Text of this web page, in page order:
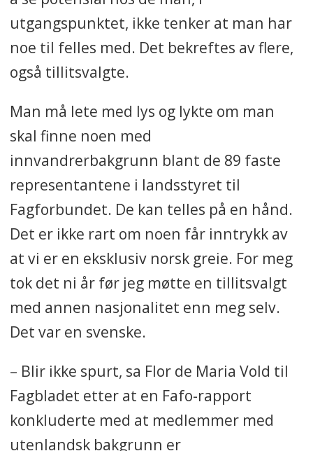
utgangspunktet, ikke tenker at man har
noe til felles med. Det bekreftes av flere,
også tillitsvalgte.
Man må lete med lys og lykte om man
skal finne noen med
innvandrerbakgrunn blant de 89 faste
representantene i landsstyret til
Fagforbundet. De kan telles på en hånd.
Det er ikke rart om noen får inntrykk av
at vi er en eksklusiv norsk greie. For meg
tok det ni år før jeg møtte en tillitsvalgt
med annen nasjonalitet enn meg selv.
Det var en svenske.
– Blir ikke spurt, sa Flor de Maria Vold til
Fagbladet etter at en Fafo-rapport
konkluderte med at medlemmer med
utenlandsk bakgrunn er